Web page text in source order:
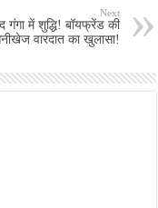
Next
गंगा में शुद्धि! बॉयफ्रेंड की
वारदात का खुलासा!